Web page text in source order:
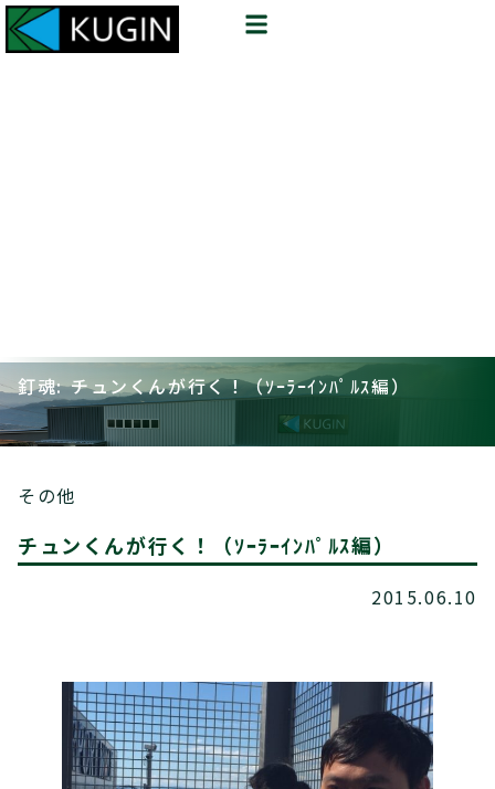
釘魂: チュンくんが行く！（ｿｰﾗｰｲﾝﾊﾟﾙｽ編）
その他
チュンくんが行く！（ｿｰﾗｰｲﾝﾊﾟﾙｽ編）
2015.06.10